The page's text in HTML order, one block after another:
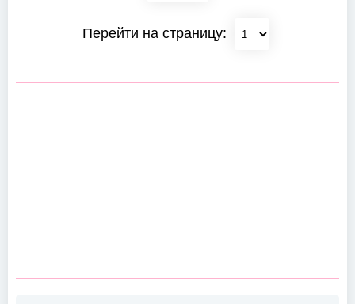
Перейти на страницу: